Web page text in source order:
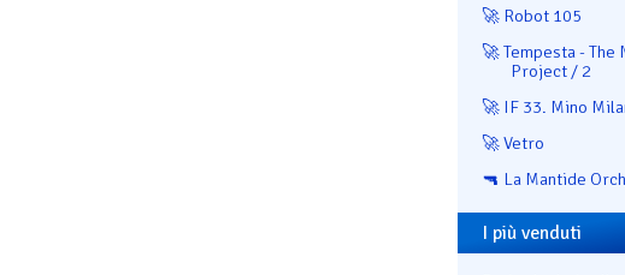
🚀 Robot 105
🚀 Tempesta -
Project / 2
🚀 IF 33. Mino
🚀 Vetro
🔫 La Mantide
I più venduti